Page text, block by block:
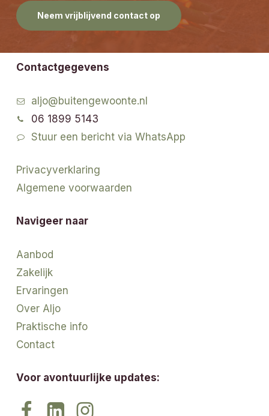
Neem vrijblijvend contact op
Contactgegevens
aljo@buitengewoonte.nl
06 1899 5143
Stuur een bericht via WhatsApp
Privacyverklaring
Algemene voorwaarden
Navigeer naar
Aanbod
Zakelijk
Ervaringen
Over Aljo
Praktische info
Contact
Voor avontuurlijke updates: